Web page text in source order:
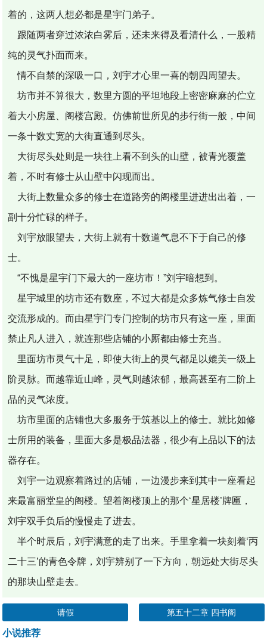
着的，这两人想必都是星宇门弟子。
跟随两者穿过浓浓白雾后，还未来得及看清什么，一股精
纯的灵气扑面而来。
情不自禁的深吸一口，刘宇才心里一喜的朝四周望去。
坊市并不算很大，数里方圆的平坦地段上密密麻麻的伫立
着大小房屋、阁楼宫殿。仿佛前世所见的步行街一般，中间
一条十数丈宽的大街直通到尽头。
大街尽头处则是一块往上看不到头的山壁，被青光覆盖
着，不时有修士从山壁中闪现而出。
大街上数量众多的修士在道路旁的阁楼里进进出出着，一
副十分忙碌的样子。
刘宇放眼望去，大街上就有十数道气息不下于自己的修
士。
“不愧是星宇门下最大的一座坊市！”刘宇暗想到。
星宇城里的坊市还有数座，不过大都是众多炼气修士自发
交流形成的。而由星宇门专门控制的坊市只有这一座，里面
禁止凡人进入，就连那些店铺的小厮都由修士充当。
里面坊市灵气十足，即使大街上的灵气都足以媲美一级上
阶灵脉。而越靠近山峰，灵气则越浓郁，最高甚至有二阶上
品的灵气浓度。
坊市里面的店铺也大多服务于筑基以上的修士。就比如修
士所用的装备，里面大多是极品法器，很少有上品以下的法
器存在。
刘宇一边观察着路过的店铺，一边漫步来到其中一座看起
来最富丽堂皇的阁楼。望着阁楼顶上的那个‘星居楼’牌匾，
刘宇双手负后的慢慢走了进去。
半个时辰后，刘宇满意的走了出来。手里拿着一块刻着‘丙
二十三’的青色令牌，刘宇辨别了一下方向，朝远处大街尽头
的那块山壁走去。
请假 第五十二章 四书阁
小说推荐